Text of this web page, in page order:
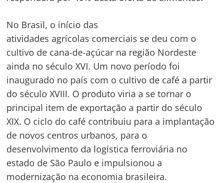
No Brasil, o início das
atividades agrícolas comerciais se deu com o
cultivo de cana-de-açúcar na região Nordeste
ainda no século XVI. Um novo período foi
inaugurado no país com o cultivo de café a partir
do século XVIII. O produto viria a se tornar o
principal item de exportação a partir do século
XIX. O ciclo do café contribuiu para a implantação
de novos centros urbanos, para o
desenvolvimento da logística ferroviária no
estado de São Paulo e impulsionou a
modernização na economia brasileira.